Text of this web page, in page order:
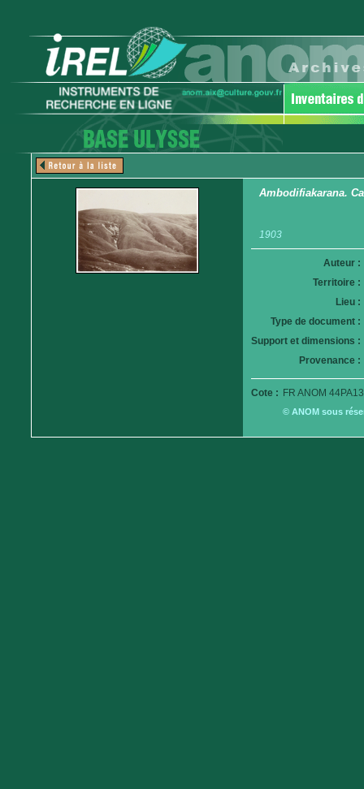
Ambodifiakarana.
1903
Auteur :
Territoire :
Lieu :
Type de document :
Support et dimensions :
Provenance :
Cote : FR ANOM
© ANOM sous